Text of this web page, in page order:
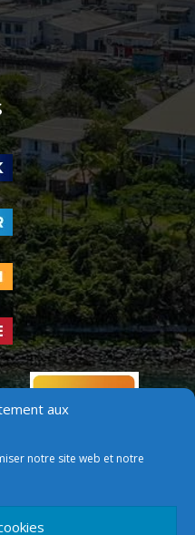
aux
notre site web et notre